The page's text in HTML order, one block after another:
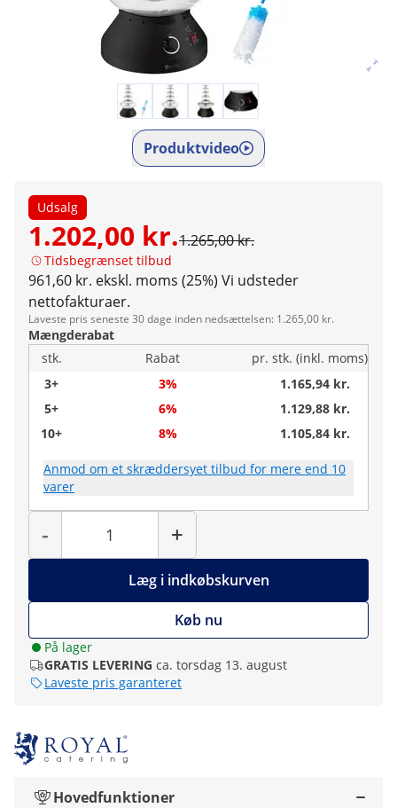
Produktvideo
Udsalg
1.202,00 kr.1.265,00 kr.
Tidsbegrænset tilbud
961,60 kr. ekskl. moms (25%) Vi udsteder
nettofakturaer.
Laveste pris seneste 30 dage inden nedsættelsen: 1.265,00 kr.
Mængderabat
stk.
Rabat
pr. stk. (inkl. moms)
3+
3%
1.165,94 kr.
5+
6%
1.129,88 kr.
10+
8% 1.105,84 kr.
Anmod om et skræddersyet tilbud for mere end 10
varer
-
Antal
+
Læg i indkøbskurven
Køb nu
På lager
GRATIS LEVERING ca. torsdag 13. august
Laveste pris garanteret
Hovedfunktioner